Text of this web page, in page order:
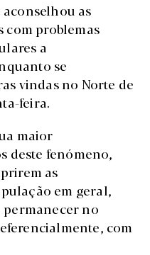
as
com problemas
a
se
vindas no Norte de
feira.
maior
deste fenómeno,
as
em geral,
permanecer no
com